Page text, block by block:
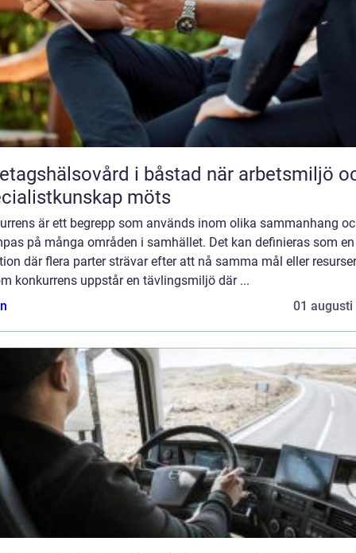
i båstad när arbetsmiljö och
möts
är ett begrepp som används inom olika sammanhang
på många områden i samhället. Det kan definieras som en
där flera parter strävar efter att nå samma mål eller
konkurrens uppstår en tävlingsmiljö där ...
01 augusti